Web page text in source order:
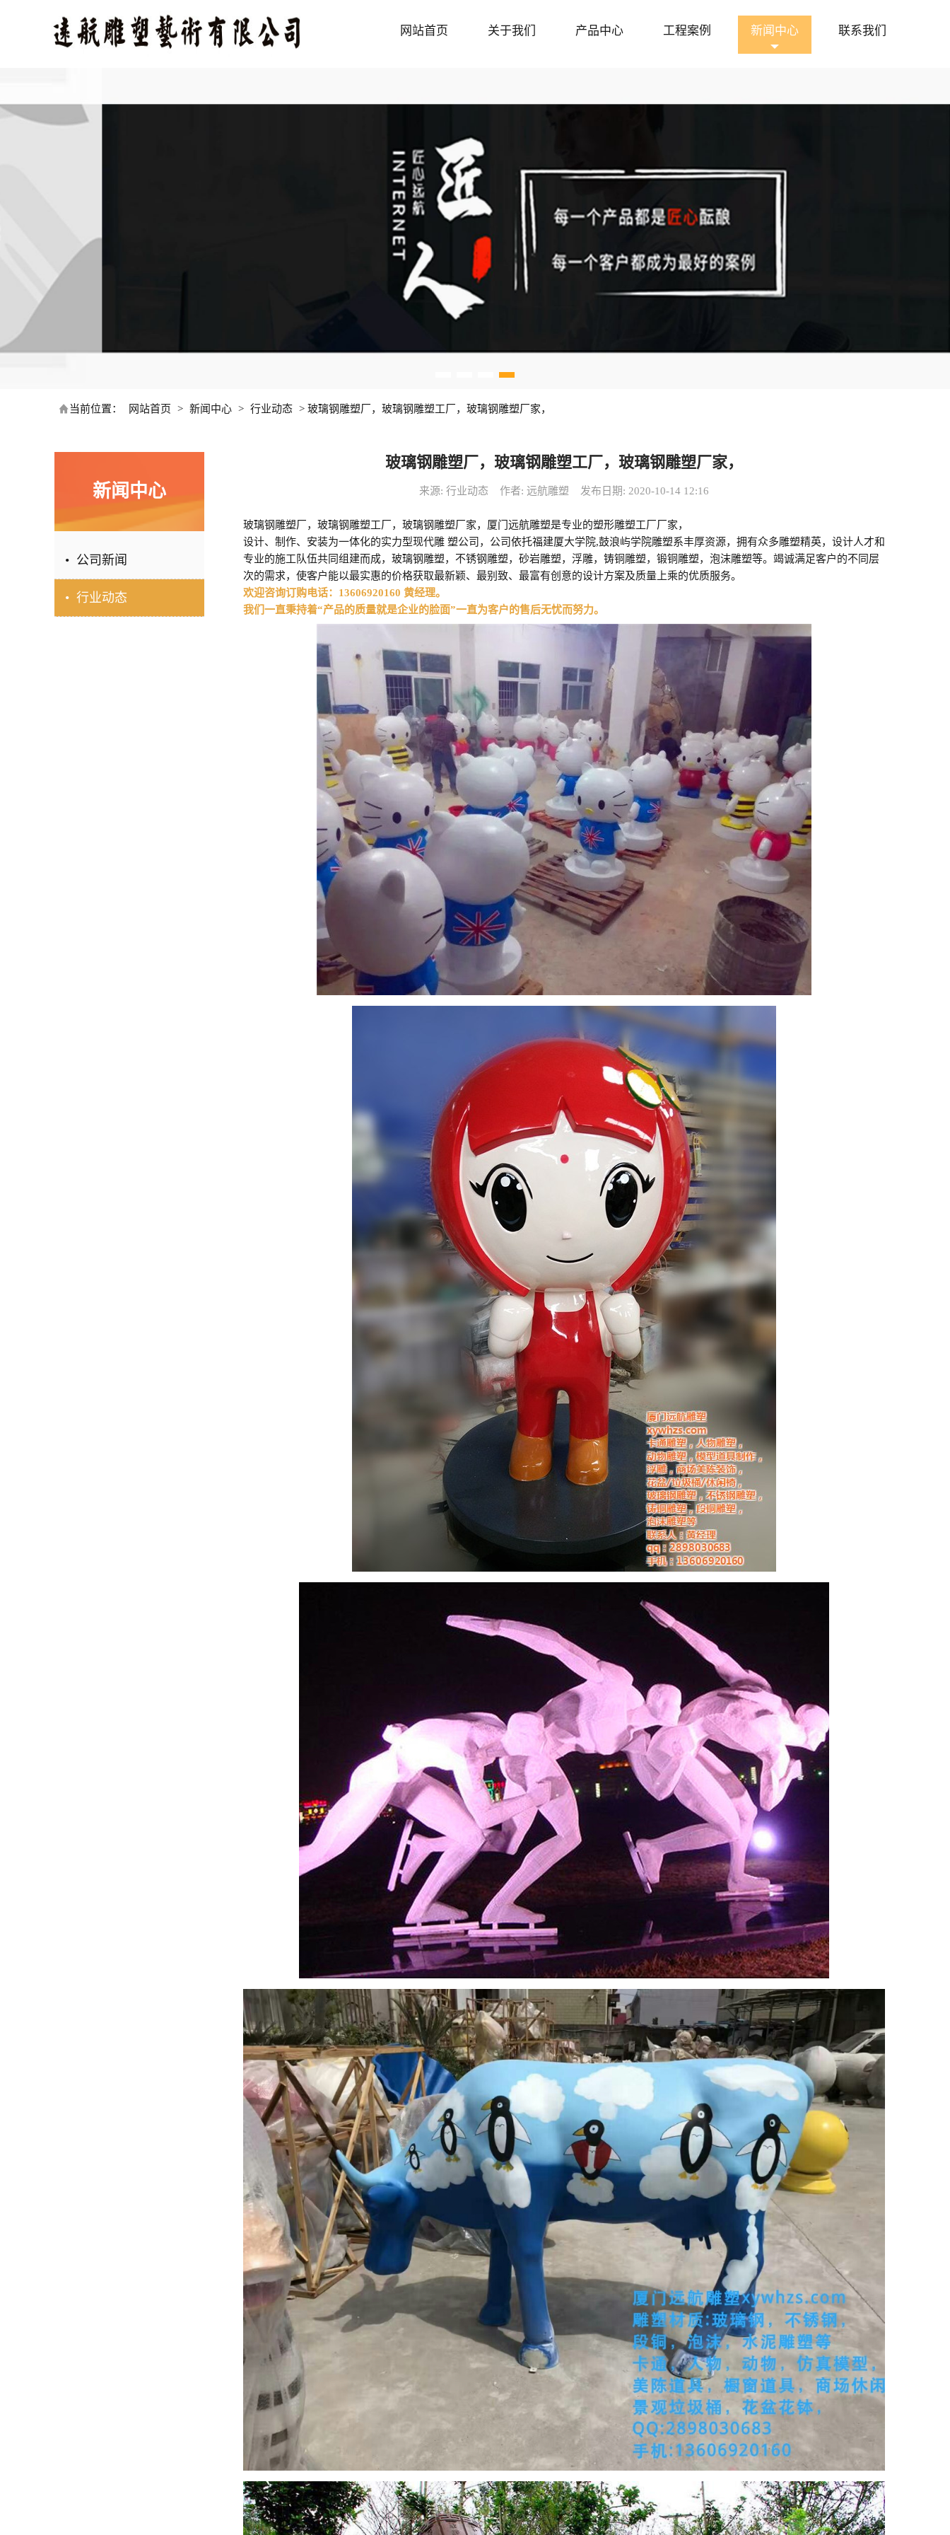
网站首页 关于我们 产品中心 工程案例 新闻中心 联系我们
当前位置： 网站首页 > 新闻中心 > 行业动态 > 玻璃钢雕塑厂，玻璃钢雕塑工厂，玻璃钢雕塑厂家，
新闻中心
• 公司新闻
• 行业动态
玻璃钢雕塑厂，玻璃钢雕塑工厂，玻璃钢雕塑厂家，
来源: 行业动态 作者: 远航雕塑 发布日期: 2020-10-14 12:16
玻璃钢雕塑厂，玻璃钢雕塑工厂，玻璃钢雕塑厂家，厦门远航雕塑是专业的塑形雕塑工厂厂家，
设计、制作、安装为一体化的实力型现代雕 塑公司，公司依托福建厦大学院,鼓浪屿学院雕塑系丰厚资源，拥有众多雕塑精英，设计人才和
专业的施工队伍共同组建而成，玻璃钢雕塑，不锈钢雕塑，砂岩雕塑，浮雕，铸铜雕塑，锻铜雕塑，泡沫雕塑等。竭诚满足客户的不同层
次的需求，使客户能以最实惠的价格获取最新颖、最别致、最富有创意的设计方案及质量上乘的优质服务。
欢迎咨询订购电话：13606920160 黄经理。
我们一直秉持着“产品的质量就是企业的脸面”一直为客户的售后无忧而努力。